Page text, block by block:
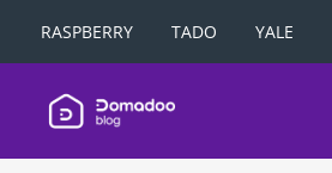
RASPBERRY TADO YALE